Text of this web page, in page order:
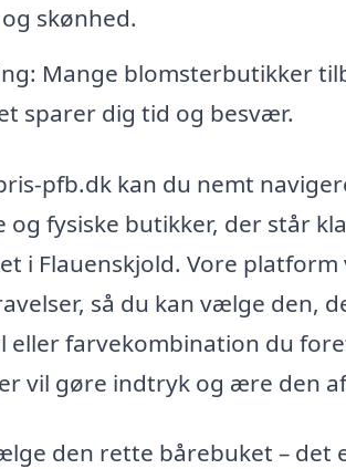
skønhed.
Mange blomsterbutikker
sparer dig tid og besvær.
pfb.dk kan du nemt
og fysiske butikker, der står
i Flauenskjold. Vore
så du kan vælge den,
eller farvekombination du
vil gøre indtryk og ære den
den rette bårebuket – det